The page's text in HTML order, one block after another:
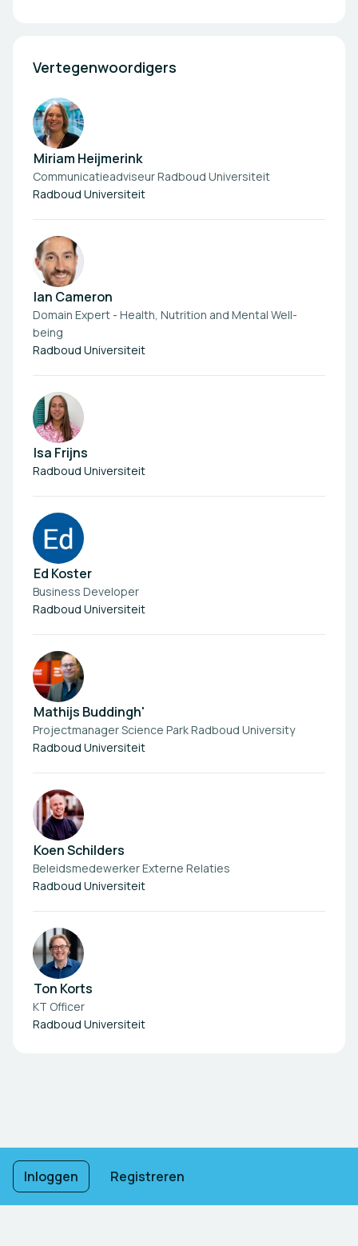
Inloggen Registreren
Vertegenwoordigers
Miriam Heijmerink
Communicatieadviseur Radboud Universiteit
Radboud Universiteit
Ian Cameron
Domain Expert - Health, Nutrition and Mental Well-
being
Radboud Universiteit
Isa Frijns
Radboud Universiteit
Ed Koster
Business Developer
Radboud Universiteit
Mathijs Buddingh'
Projectmanager Science Park Radboud University
Radboud Universiteit
Koen Schilders
Beleidsmedewerker Externe Relaties
Radboud Universiteit
Ton Korts
KT Officer
Radboud Universiteit
Voettekstnavigatie
GebruiksvoorwaardenPrivacybeleid